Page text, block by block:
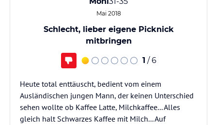
Mai 2018
Schlecht, lieber eigene Picknick
mitbringen
1 / 6
Heute total enttäuscht, bedient vom einem
Ausländischen jungen Mann, der keinen Unterschied
sehen wollte ob Kaffee Latte, Milchkaffee... Alles
gleich halt Schwarzes Kaffee mit Milch... Auf